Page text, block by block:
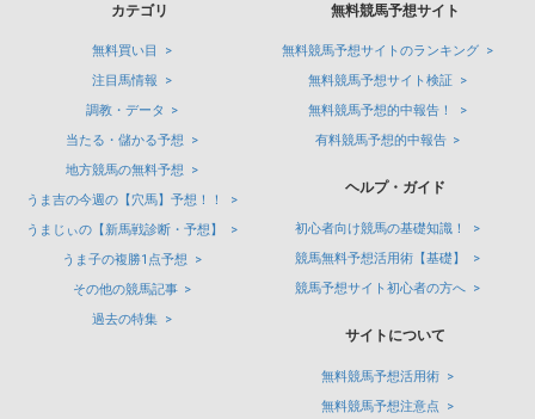
カテゴリ
無料買い目
注目馬情報
調教・データ
当たる・儲かる予想
地方競馬の無料予想
うま吉の今週の【穴馬】予想！！
うまじぃの【新馬戦診断・予想】
うま子の複勝1点予想
その他の競馬記事
過去の特集
無料競馬予想サイト
無料競馬予想サイトのランキング
無料競馬予想サイト検証
無料競馬予想的中報告！
有料競馬予想的中報告
ヘルプ・ガイド
初心者向け競馬の基礎知識！
競馬無料予想活用術【基礎】
競馬予想サイト初心者の方へ
サイトについて
無料競馬予想活用術
無料競馬予想注意点